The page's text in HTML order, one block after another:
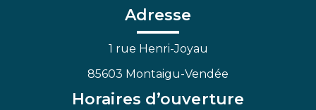
Facebook
Adresse
1 rue Henri-Joyau
85603 Montaigu-Vendée
Horaires d’ouverture